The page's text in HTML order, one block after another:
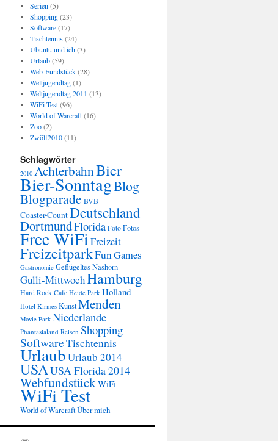
Serien (5)
Shopping(23)
Software(17)
Tischtennis(24)
Ubuntu und ich(3)
Urlaub(59)
Web-Fundstück(28)
Weltjugendtag(1)
Weltjugendtag 2011 (13)
WiFi Test(96)
World of Warcraft(16)
Zoo(2)
Zwölf2010(11)
Schlagwörter
2010 AchterbahnBier
Bier-SonntagBlog
Blogparade BVB
Coaster-CountDeutschland
DortmundFlorida Foto Fotos
Free WiFiFreizeit
FreizeitparkFunGames
Gastronomie Geflügeltes Nashorn
Gulli-MittwochHamburg
Hard Rock Cafe Heide Park Holland
Hotel Kirmes KunstMenden
Movie Park Niederlande
Phantasialand Reisen Shopping
SoftwareTischtennis
UrlaubUrlaub 2014
USAUSA Florida 2014
WebfundstückWiFi
WiFi Test
World of WarcraftÜber mich